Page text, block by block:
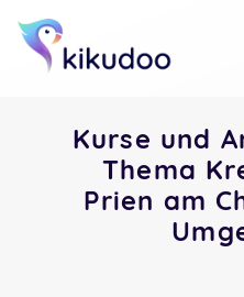
Kurse und
Thema
Prien am